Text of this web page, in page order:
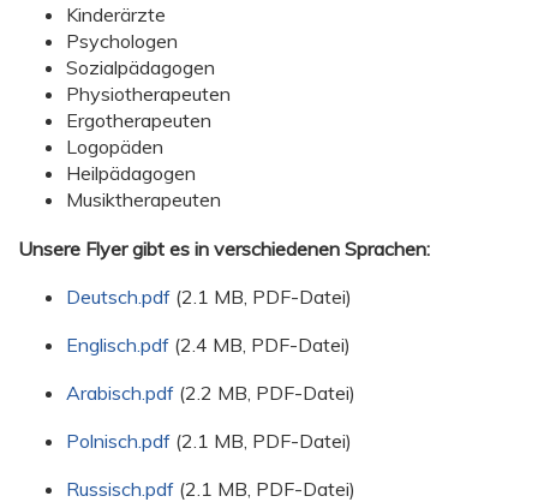
Kinderärzte
Psychologen
Sozialpädagogen
Physiotherapeuten
Ergotherapeuten
Logopäden
Heilpädagogen
Musiktherapeuten
Unsere Flyer gibt es in verschiedenen Sprachen:
Deutsch.pdf (2.1 MB, PDF-Datei)
Englisch.pdf (2.4 MB, PDF-Datei)
Arabisch.pdf (2.2 MB, PDF-Datei)
Polnisch.pdf (2.1 MB, PDF-Datei)
Russisch.pdf (2.1 MB, PDF-Datei)